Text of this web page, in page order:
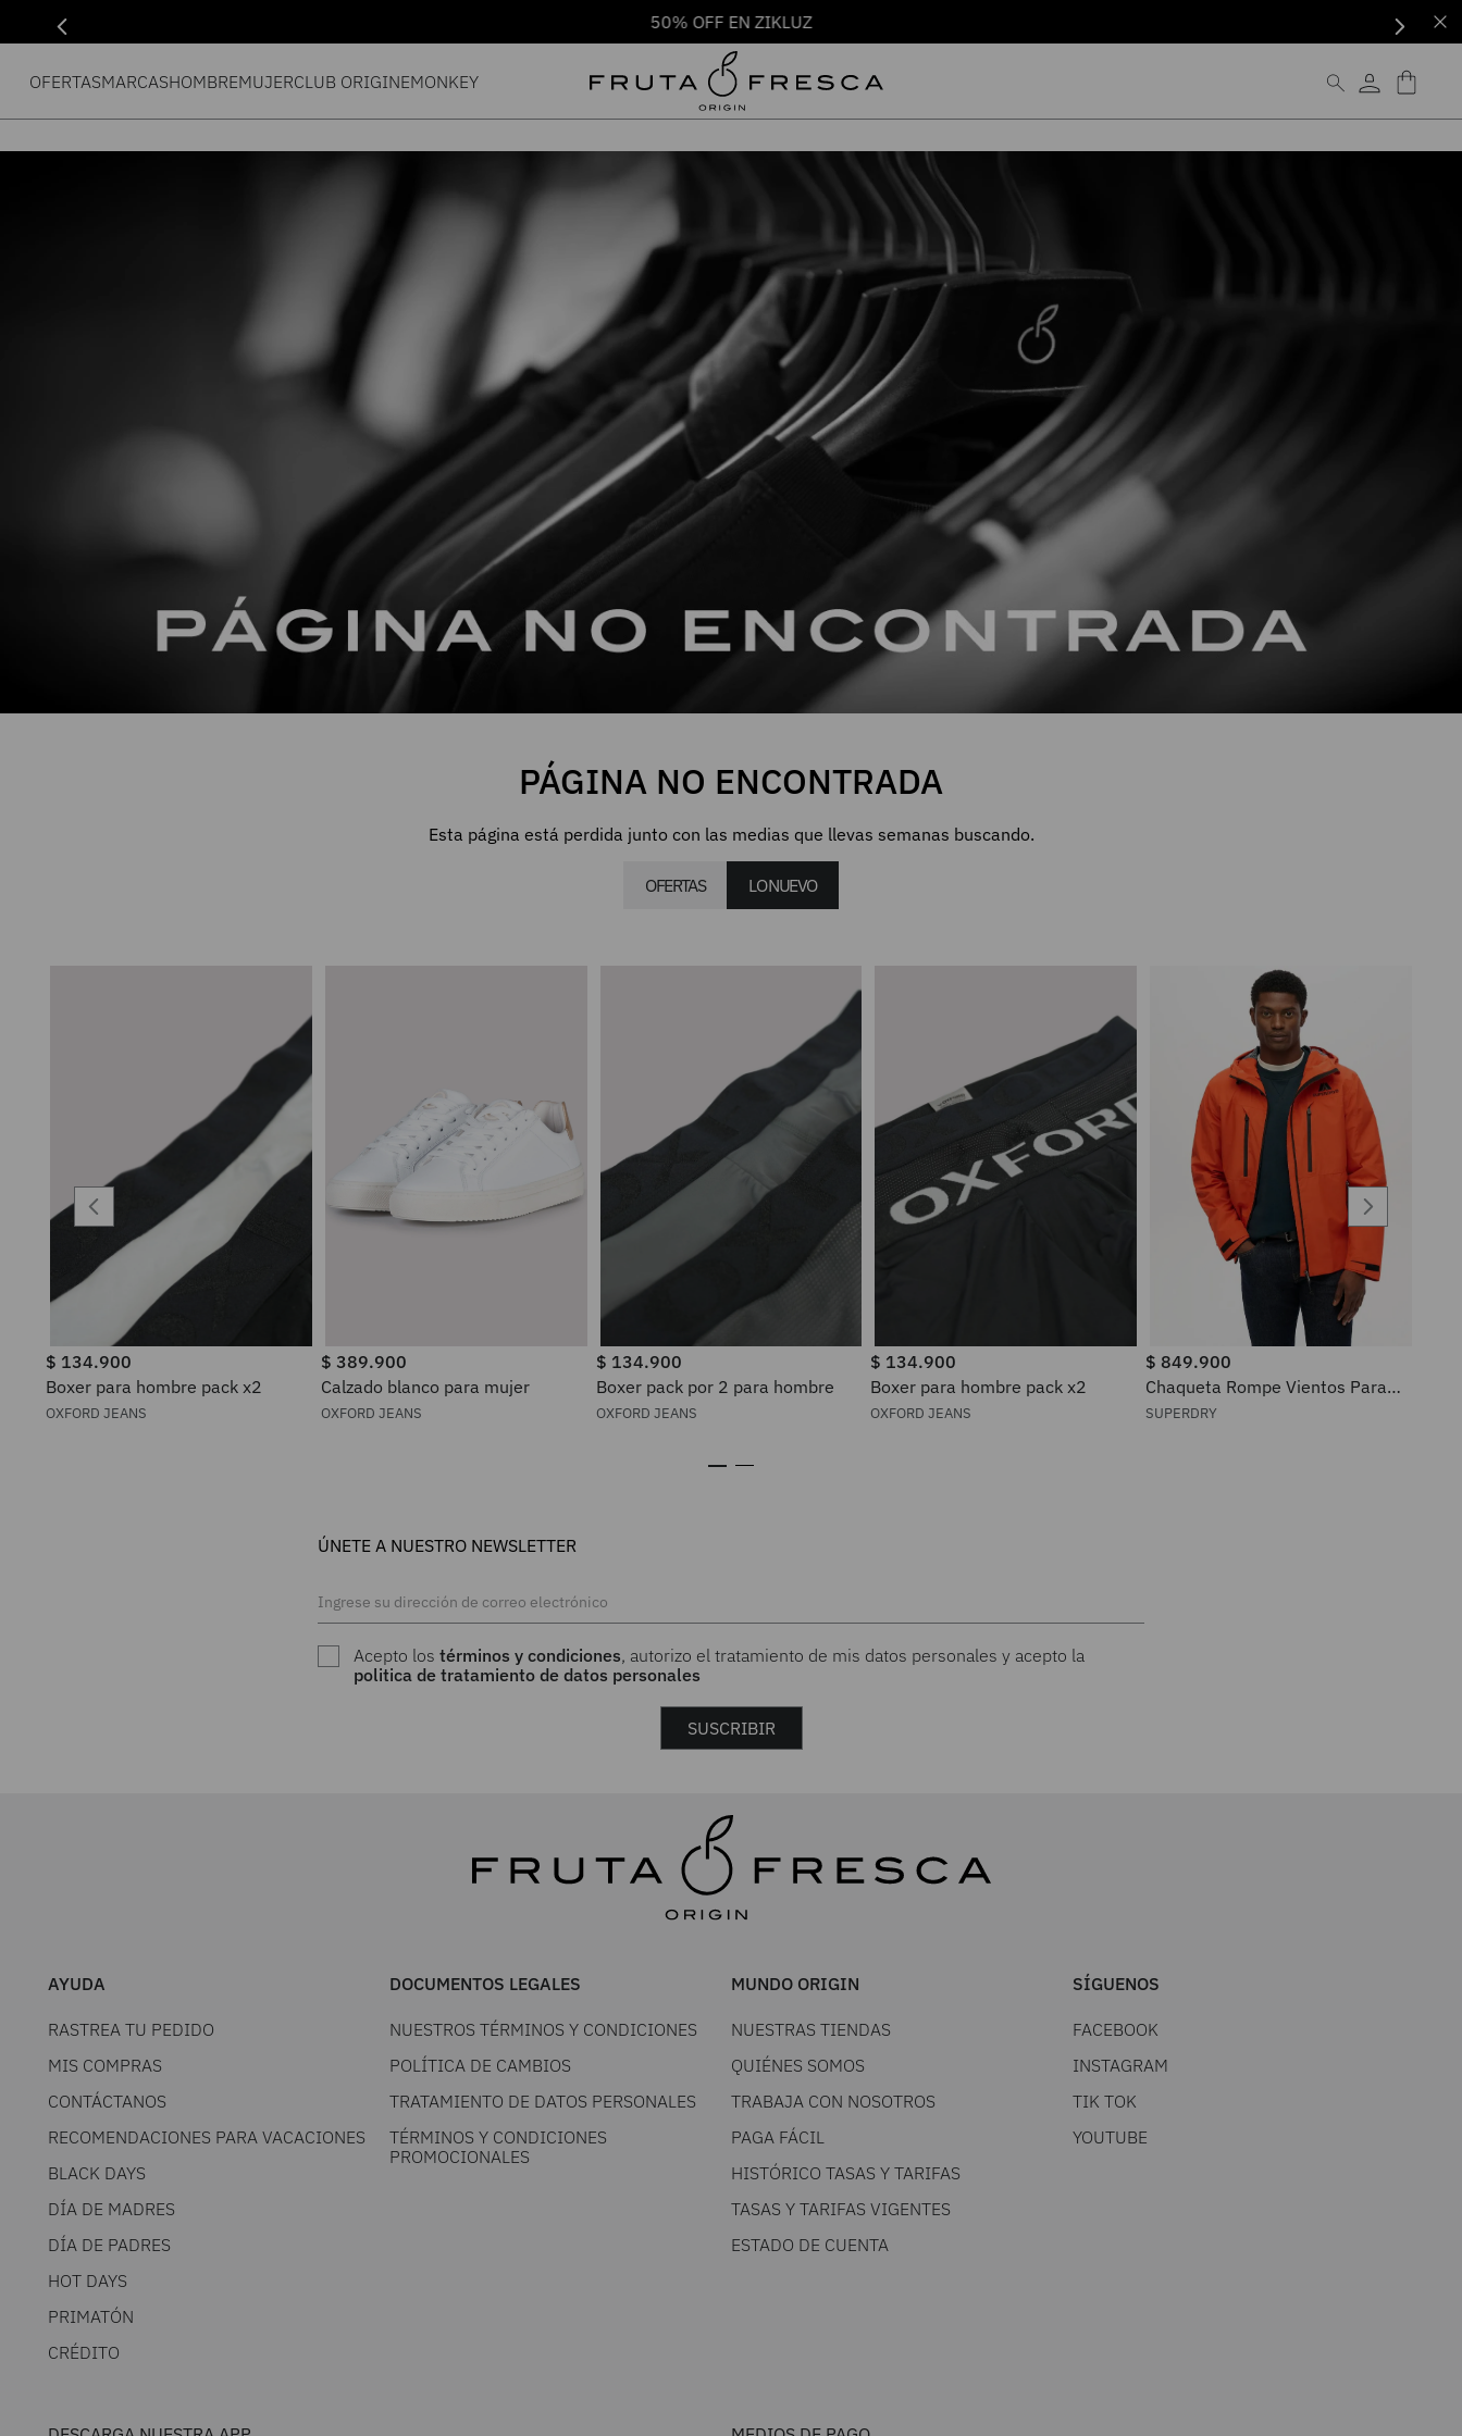
50% OFF EN ZIKLUZ
OFERTASMARCASHOMBREMUJERCLUB ORIGINEMONKEY
PÁGINA NO ENCONTRADA
Esta página está perdida junto con las medias que llevas semanas buscando.
OFERTAS LO NUEVO
$ 134.900
Boxer para hombre pack x2
OXFORD JEANS
$ 389.900
Calzado blanco para mujer
OXFORD JEANS
$ 134.900
Boxer pack por 2 para hombre
OXFORD JEANS
$ 134.900
Boxer para hombre pack x2
OXFORD JEANS
$ 849.900
Chaqueta Rompe Vientos Para
Hombre Waterproof Superdry
SUPERDRY
ÚNETE A NUESTRO NEWSLETTER
Acepto lostérminos y condiciones, autorizo el tratamiento de mis datos personales y acepto la
politica de tratamiento de datos personales
SUSCRIBIR
AYUDA
RASTREA TU PEDIDO
MIS COMPRAS
CONTÁCTANOS
RECOMENDACIONES PARA VACACIONES
BLACK DAYS
DÍA DE MADRES
DÍA DE PADRES
HOT DAYS
PRIMATÓN
CRÉDITO
DOCUMENTOS LEGALES
NUESTROS TÉRMINOS Y CONDICIONES
POLÍTICA DE CAMBIOS
TRATAMIENTO DE DATOS PERSONALES
TÉRMINOS Y CONDICIONES
PROMOCIONALES
MUNDO ORIGIN
NUESTRAS TIENDAS
QUIÉNES SOMOS
TRABAJA CON NOSOTROS
PAGA FÁCIL
HISTÓRICO TASAS Y TARIFAS
TASAS Y TARIFAS VIGENTES
ESTADO DE CUENTA
SÍGUENOS
FACEBOOK
INSTAGRAM
TIK TOK
YOUTUBE